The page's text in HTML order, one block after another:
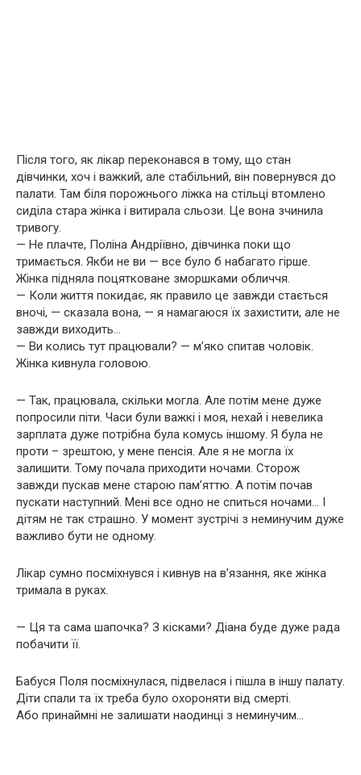
Після того, як лікар переконався в тому, що стан
дівчинки, хоч і важкий, але стабільний, він повернувся до
палати. Там біля порожнього ліжка на стільці втомлено
сиділа стара жінка і витирала сльози. Це вона зчинила
тривогу.
— Не плачте, Поліна Андріївно, дівчинка поки що
тримається. Якби не ви — все було б набагато гірше.
Жінка підняла поцятковане зморшками обличчя.
— Коли життя покидає, як правило це завжди стається
вночі, — сказала вона, — я намагаюся їх захистити, але не
завжди виходить…
— Ви колись тут працювали? — м’яко спитав чоловік.
Жінка кивнула головою.
— Так, працювала, скільки могла. Але потім мене дуже
попросили піти. Часи були важкі і моя, нехай і невелика
зарплата дуже потрібна була комусь іншому. Я була не
проти – зрештою, у мене пенсія. Але я не могла їх
залишити. Тому почала приходити ночами. Сторож
завжди пускав мене старою пам’яттю. А потім почав
пускати наступний. Мені все одно не спиться ночами… І
дітям не так страшно. У момент зустрічі з неминучим дуже
важливо бути не одному.
Лікар сумно посміхнувся і кивнув на в’язання, яке жінка
тримала в руках.
— Ця та сама шапочка? З кісками? Діана буде дуже рада
побачити її.
Бабуся Поля посміхнулася, підвелася і пішла в іншу палату.
Діти спали та їх треба було охороняти від смерті.
Або принаймні не залишати наодинці з неминучим…